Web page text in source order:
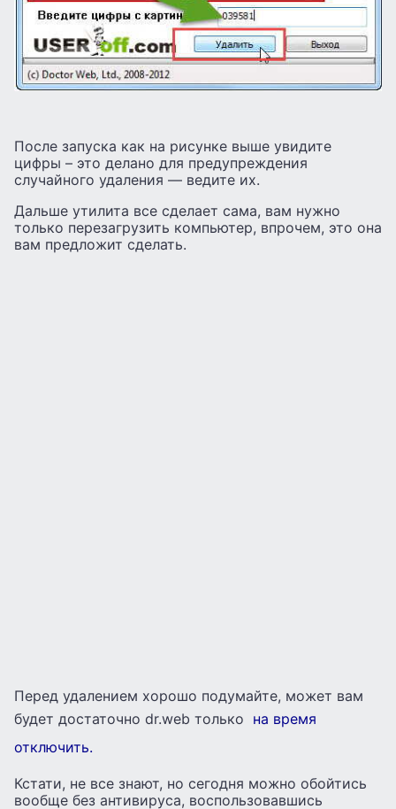
После запуска как на рисунке выше увидите
цифры – это делано для предупреждения
случайного удаления — ведите их.
Дальше утилита все сделает сама, вам нужно
только перезагрузить компьютер, впрочем, это она
вам предложит сделать.
Перед удалением хорошо подумайте, может вам
будет достаточно dr.web только на время
отключить.
Кстати, не все знают, но сегодня можно обойтись
вообще без антивируса, воспользовавшись